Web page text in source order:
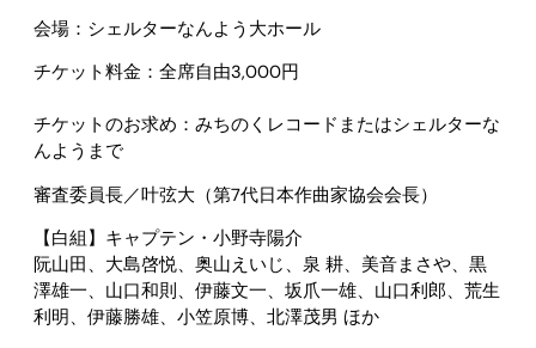
会場：シェルターなんよう大ホール
チケット料金：全席自由3,000円
チケットのお求め：みちのくレコードまたはシェルターな
んようまで
審査委員長／叶弦大（第7代日本作曲家協会会長）
【白組】キャプテン・小野寺陽介
阮山田、大島啓悦、奥山えいじ、泉 耕、美音まさや、黒
澤雄一、山口和則、伊藤文一、坂爪一雄、山口利郎、荒生
利明、伊藤勝雄、小笠原博、北澤茂男 ほか